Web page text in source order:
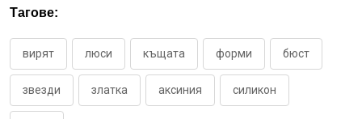
Тагове:
вирят люси къщата форми бюст
звезди златка аксиния силикон